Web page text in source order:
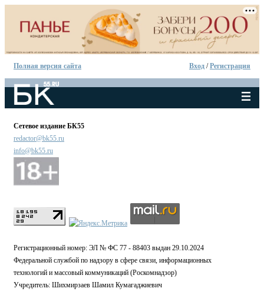
Полная версия сайта Вход /Регистрация
Сетевое издание БК55
redactor@bk55.ru
info@bk55.ru
Регистрационный номер: ЭЛ № ФС 77 - 88403 выдан 29.10.2024
Федеральной службой по надзору в сфере связи, информационных
технологий и массовый коммуникаций (Роскомнадзор)
Учредитель: Шихмирзаев Шамил Кумагаджиевич